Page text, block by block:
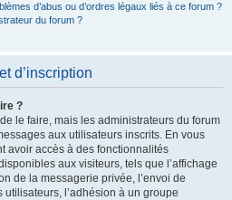
d’abus ou d’ordres légaux liés à ce forum ?
du forum ?
d’inscription
?
le faire, mais les administrateurs du forum
aux utilisateurs inscrits. En vous
avoir accès à des fonctionnalités
aux visiteurs, tels que l’affichage
de la messagerie privée, l’envoi de
l’adhésion à un groupe